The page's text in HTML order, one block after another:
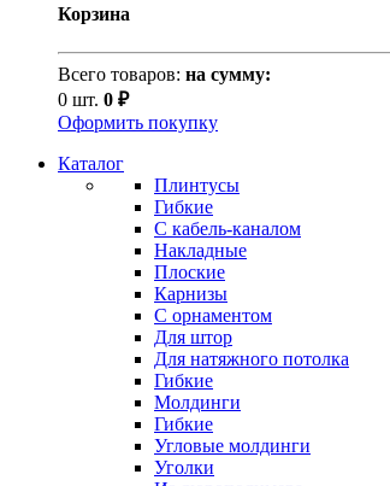
Корзина
Всего товаров: на сумму:
0 шт. 0 ₽
Оформить покупку
Каталог
Плинтусы
Гибкие
C кабель-каналом
Накладные
Плоские
Карнизы
С орнаментом
Для штор
Для натяжного потолка
Гибкие
Молдинги
Гибкие
Угловые молдинги
Уголки